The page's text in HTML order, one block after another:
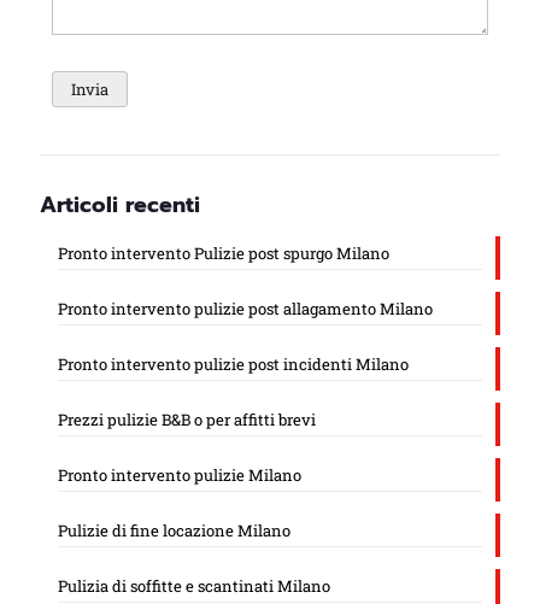
Articoli recenti
Pronto intervento Pulizie post spurgo Milano
Pronto intervento pulizie post allagamento Milano
Pronto intervento pulizie post incidenti Milano
Prezzi pulizie B&B o per affitti brevi
Pronto intervento pulizie Milano
Pulizie di fine locazione Milano
Pulizia di soffitte e scantinati Milano